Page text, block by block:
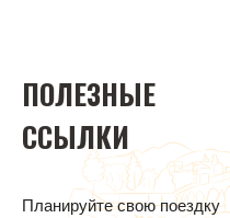
ПОЛЕЗНЫЕ
ССЫЛКИ
Планируйте свою поездку